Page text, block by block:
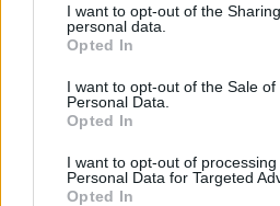
not limited to your visit or usage
grant or deny consent to Google
use your data for below specified
consent section.
I want to opt-out of the
personal data.
Opted In
I want to opt-out of the Sale of
Personal Data.
Opted In
I want to opt-out of processing
Personal Data for Targeted
Opted In
Gallura, finti clienti
50mila nel resort
Meteo Olbia 7
protagonisti